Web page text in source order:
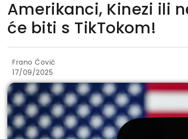
Amerikanci, Kinezi ili
će biti s TikTokom!
Frano Čović
17/09/2025